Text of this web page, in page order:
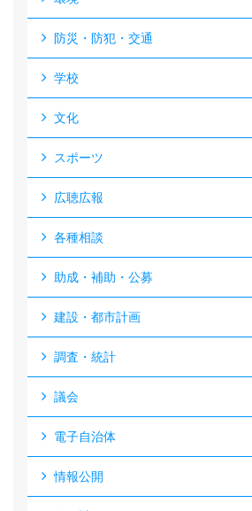
防災・防犯・交通
学校
文化
スポーツ
広聴広報
各種相談
助成・補助・公募
建設・都市計画
調査・統計
議会
電子自治体
情報公開